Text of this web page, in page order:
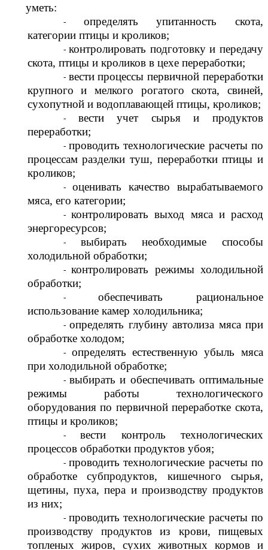
уметь:
определять упитанность скота,
категории птицы и кроликов;
контролировать подготовку и передачу
скота, птицы и кроликов в цехе переработки;
вести процессы первичной переработки
крупного и мелкого рогатого скота, свиней,
сухопутной и водоплавающей птицы, кроликов;
вести учет сырья и продуктов
переработки;
проводить технологические расчеты по
процессам разделки туш, переработки птицы и
кроликов;
оценивать качество вырабатываемого
мяса, его категории;
контролировать выход мяса и расход
энергоресурсов;
выбирать необходимые способы
холодильной обработки;
контролировать режимы холодильной
обработки;
обеспечивать рациональное
использование камер холодильника;
определять глубину автолиза мяса при
обработке холодом;
определять естественную убыль мяса
при холодильной обработке;
выбирать и обеспечивать оптимальные
режимы работы технологического
оборудования по первичной переработке скота,
птицы и кроликов;
вести контроль технологических
процессов обработки продуктов убоя;
проводить технологические расчеты по
обработке субпродуктов, кишечного сырья,
щетины, пуха, пера и производству продуктов
из них;
проводить технологические расчеты по
производству продуктов из крови, пищевых
топленых жиров, сухих животных кормов и